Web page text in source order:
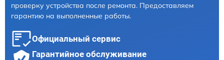
проверку устройства после ремонта. Предоставляем
гарантию на выполненные работы.
Официальный сервис
Гарантийное обслуживание